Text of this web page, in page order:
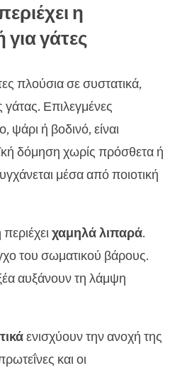
η
για γάτες
πλούσια σε συστατικά,
γάτας. Επιλεγμένες
ή βοδινό, είναι
δόμηση χωρίς πρόσθετα ή
μέσα από ποιοτική
χαμηλά λιπαρά.
του σωματικού βάρους.
αυξάνουν τη λάμψη
ενισχύουν την ανοχή της
και οι